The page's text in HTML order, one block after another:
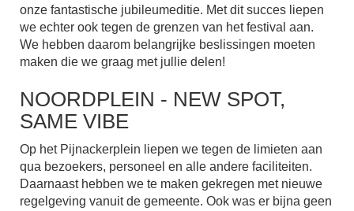
onze fantastische jubileumeditie. Met dit succes liepen
we echter ook tegen de grenzen van het festival aan.
We hebben daarom belangrijke beslissingen moeten
maken die we graag met jullie delen!
NOORDPLEIN - NEW SPOT,
SAME VIBE
Op het Pijnackerplein liepen we tegen de limieten aan
qua bezoekers, personeel en alle andere faciliteiten.
Daarnaast hebben we te maken gekregen met nieuwe
regelgeving vanuit de gemeente. Ook was er bijna geen